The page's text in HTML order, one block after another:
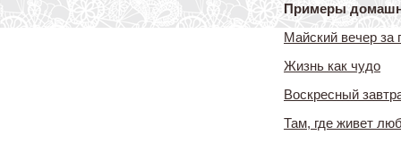
Примеры
Майский вечер за
Жизнь как чудо
Воскресный
Там, где живет